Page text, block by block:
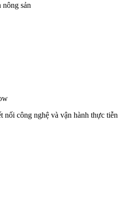
nông sản
nối công nghệ và vận hành thực tiễn